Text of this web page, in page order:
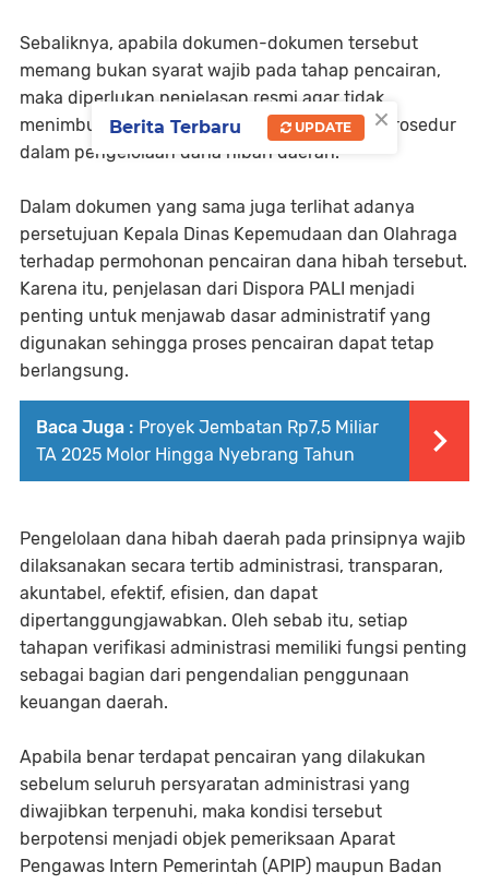
Sebaliknya, apabila dokumen-dokumen tersebut
memang bukan syarat wajib pada tahap pencairan,
maka diperlukan penjelasan resmi agar tidak
menimbulkan persepsi adanya kelonggaran prosedur
dalam pengelolaan dana hibah daerah.
Dalam dokumen yang sama juga terlihat adanya
persetujuan Kepala Dinas Kepemudaan dan Olahraga
terhadap permohonan pencairan dana hibah tersebut.
Karena itu, penjelasan dari Dispora PALI menjadi
penting untuk menjawab dasar administratif yang
digunakan sehingga proses pencairan dapat tetap
berlangsung.
Baca Juga : Proyek Jembatan Rp7,5 Miliar
TA 2025 Molor Hingga Nyebrang Tahun
Pengelolaan dana hibah daerah pada prinsipnya wajib
dilaksanakan secara tertib administrasi, transparan,
akuntabel, efektif, efisien, dan dapat
dipertanggungjawabkan. Oleh sebab itu, setiap
tahapan verifikasi administrasi memiliki fungsi penting
sebagai bagian dari pengendalian penggunaan
keuangan daerah.
Apabila benar terdapat pencairan yang dilakukan
sebelum seluruh persyaratan administrasi yang
diwajibkan terpenuhi, maka kondisi tersebut
berpotensi menjadi objek pemeriksaan Aparat
Pengawas Intern Pemerintah (APIP) maupun Badan
×
Berita Terbaru UPDATE